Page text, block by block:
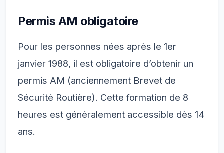
Permis AM obligatoire
Pour les personnes nées après le 1er
janvier 1988, il est obligatoire d’obtenir un
permis AM (anciennement Brevet de
Sécurité Routière). Cette formation de 8
heures est généralement accessible dès 14
ans.